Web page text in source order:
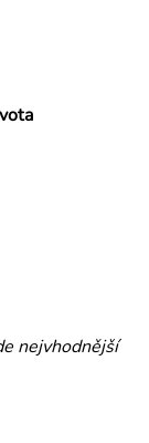
nejvhodnější